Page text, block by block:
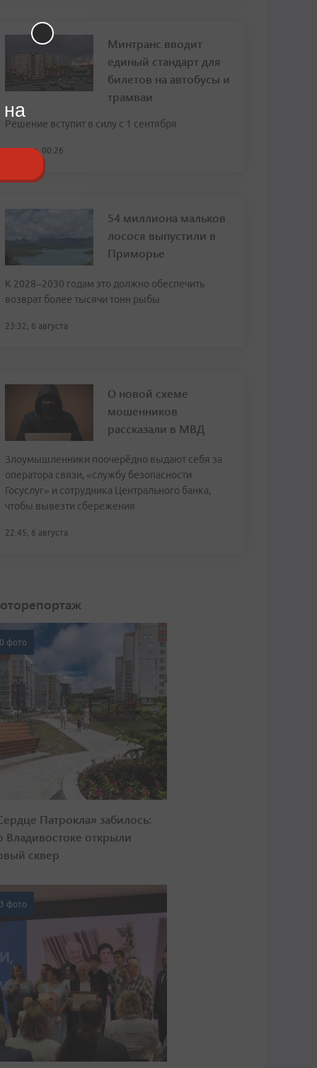
Минтранс вводит
единый стандарт для
билетов на автобусы и
трамваи
Решение вступит в силу с 1 сентября
сегодня, 00:26
54 миллиона мальков
лосося выпустили в
Приморье
К 2028–2030 годам это должно обеспечить
возврат более тысячи тонн рыбы
23:32, 6 августа
О новой схеме
мошенников
рассказали в МВД
Злоумышленники поочерёдно выдают себя за
оператора связи, «службу безопасности
Госуслуг» и сотрудника Центрального банка,
чтобы вывезти сбережения
22:45, 6 августа
фото
Патрокла» забилось:
Владивостоке открыли
сквер
фото